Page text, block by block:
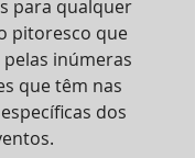
para qualquer
pitoresco que
inúmeras
que têm nas
dos